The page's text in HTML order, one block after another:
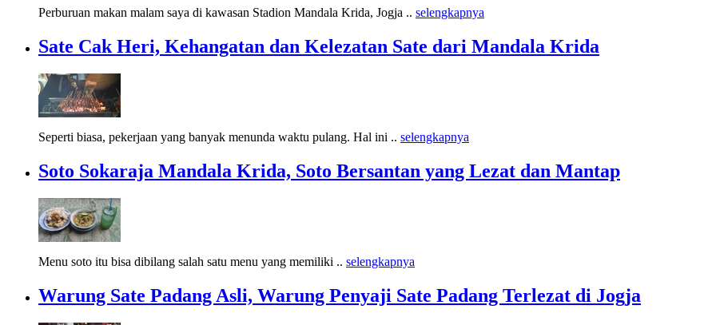
Perburuan makan malam saya di kawasan Stadion Mandala Krida, Jogja .. selengkapnya
Sate Cak Heri, Kehangatan dan Kelezatan Sate dari Mandala Krida
Seperti biasa, pekerjaan yang banyak menunda waktu pulang. Hal ini .. selengkapnya
Soto Sokaraja Mandala Krida, Soto Bersantan yang Lezat dan Mantap
Menu soto itu bisa dibilang salah satu menu yang memiliki .. selengkapnya
Warung Sate Padang Asli, Warung Penyaji Sate Padang Terlezat di Jogja